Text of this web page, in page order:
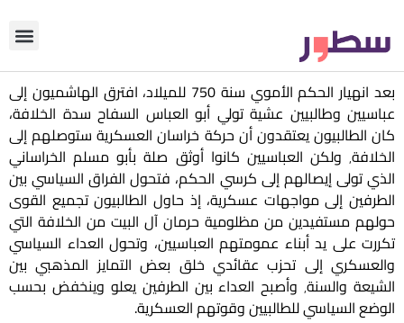
بعد انهيار الحكم الأموي سنة 750 للميلاد، افترق الهاشميون إلى
عباسيين وطالبيين عشية تولي أبو العباس السفاح سدة الخلافة،
كان الطالبيون يعتقدون أن حركة خراسان العسكرية ستوصلهم إلى
الخلافة٬ ولكن العباسيين كانوا أوثق صلة بأبو مسلم الخراساني
الذي تولى إيصالهم إلى كرسي الحكم، فتحول الفراق السياسي بين
الطرفين إلى مواجهات عسكرية، إذ حاول الطالبيون تجميع القوى
حولهم مستفيدين من مظلومية حرمان آل البيت من الخلافة التي
تكررت على يد أبناء عمومتهم العباسيين، وتحول العداء السياسي
والعسكري إلى تحزب عقائدي خلق بعض التمايز المذهبي بين
الشيعة والسنة٬ وأصبح العداء بين الطرفين يعلو وينخفض بحسب
الوضع السياسي للطالبيين وقوتهم العسكرية.